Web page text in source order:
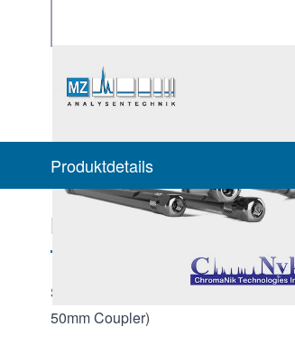
Produktdetails
Produktbeschreibung
SunArmor RP-AQUA 5µm, 10mm x
50mm Coupler)